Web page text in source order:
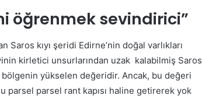
öğrenmek sevindirici”
Saros kıyı şeridi Edirne’nin doğal varlıkları
kirletici unsurlarından uzak kalabilmiş Saros
bölgenin yükselen değeridir. Ancak, bu değeri
parsel parsel rant kapısı haline getirerek yok